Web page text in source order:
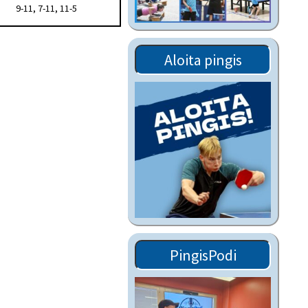
Tiedostot vanhoilta
sivuilta
9-11, 7-11, 11-5
Aloita pingis
PingisPodi